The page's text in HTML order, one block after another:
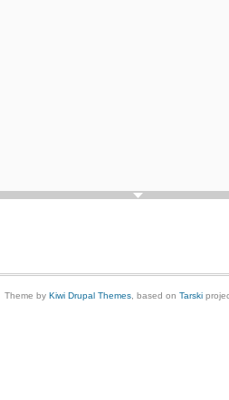
Theme by Kiwi Drupal Themes , based on Tarski